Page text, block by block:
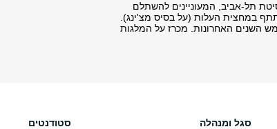
תל-אביב, המעוניינים להשתלם
במחצית העלות (על בסיס מצ'ינג).
השנים האחרונות. מכרז על המלגות
סגל ומנהלה
סטודנטים